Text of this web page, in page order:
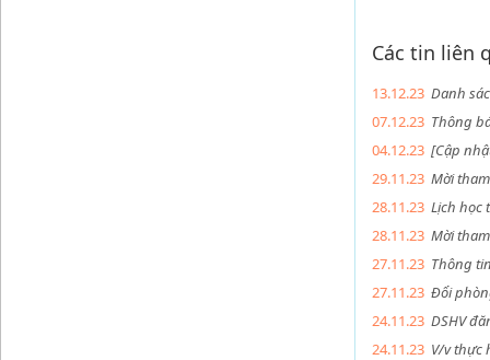
Các tin liên
13.12.23 Danh
07.12.23 Thông
04.12.23 [Cập
29.11.23 Mời
28.11.23 Lịch học
28.11.23 Mời
27.11.23 Thông
27.11.23 Đổi
24.11.23 DSHV
24.11.23 V/v thực